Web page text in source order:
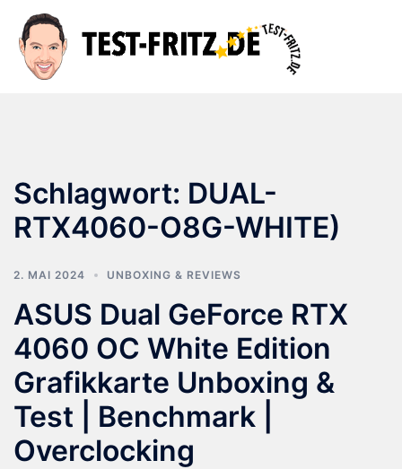
Inhalt
springen
Schlagwort: DUAL-
RTX4060-O8G-WHITE)
2. MAI 2024 UNBOXING & REVIEWS
ASUS Dual GeForce RTX
4060 OC White Edition
Grafikkarte Unboxing &
Test | Benchmark |
Overclocking